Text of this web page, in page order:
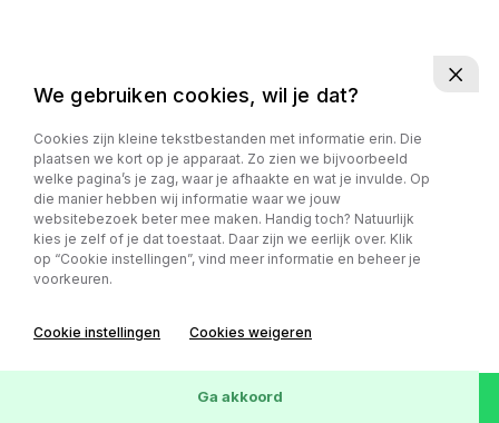
We gebruiken cookies, wil je dat?
Cookies zijn kleine tekstbestanden met informatie erin. Die
plaatsen we kort op je apparaat. Zo zien we bijvoorbeeld
welke pagina’s je zag, waar je afhaakte en wat je invulde. Op
die manier hebben wij informatie waar we jouw
websitebezoek beter mee maken. Handig toch? Natuurlijk
kies je zelf of je dat toestaat. Daar zijn we eerlijk over. Klik
op “Cookie instellingen”, vind meer informatie en beheer je
voorkeuren.
Cookie instellingen Cookies weigeren
Ga akkoord